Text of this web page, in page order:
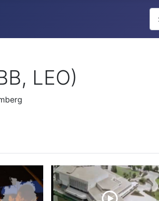
LEO)